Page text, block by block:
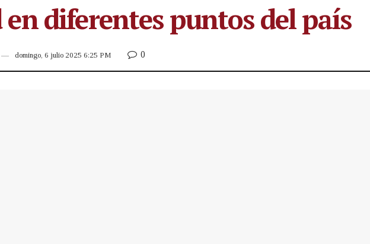
en diferentes puntos del país
domingo, 6 julio 2025 6:25 PM 0